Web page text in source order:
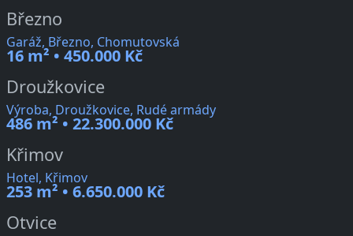
Březno
Garáž, Březno, Chomutovská
16 m² • 450.000 Kč
Droužkovice
Výroba, Droužkovice, Rudé armády
486 m² • 22.300.000 Kč
Křimov
Hotel, Křimov
253 m² • 6.650.000 Kč
Otvice